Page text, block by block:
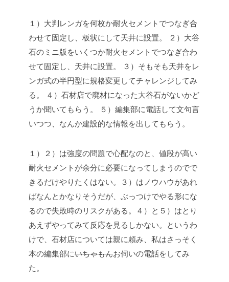
１）大判レンガを何枚か耐火セメントでつなぎ合
わせて固定し、板状にして天井に設置。
２）大谷
石のミニ版をいくつか耐火セメントでつなぎ合わ
せて固定し、天井に設置。
３）そもそも天井をレ
ンガ式の半円型に規格変更してチャレンジしてみ
る。
４）石材店で廃材になった大谷石がないかど
うか聞いてもらう。
５）編集部に電話して文句言
いつつ、なんか建設的な情報を出してもらう。
１）２）は強度の問題で心配なのと、値段が高い
耐火セメントが余分に必要になってしまうのでで
きるだけやりたくはない。３）はノウハウがあれ
ばなんとかなりそうだが、ぶっつけでやる形にな
るので失敗時のリスクがある。４）と５）はとり
あえずやってみて反応を見るしかない。というわ
けで、石材店については親に頼み、私はさっそく
本の編集部にいちゃもんお伺いの電話をしてみ
た。